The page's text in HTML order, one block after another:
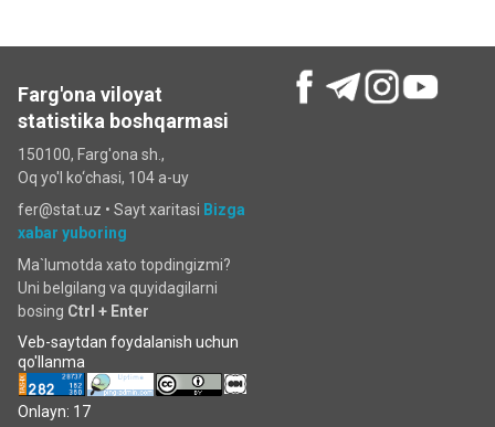
Farg'ona viloyat
statistika boshqarmasi
150100, Farg'ona sh.,
Oq yo'l ko‘chаsi, 104 a-uy
fer@stat.uz • Sayt xaritasi Bizga
xabar yuboring
Ma`lumotda xato topdingizmi?
Uni belgilang va quyidagilarni
bosing Ctrl + Enter
Veb-saytdan foydalanish uchun
qo'llanma
Onlayn: 17